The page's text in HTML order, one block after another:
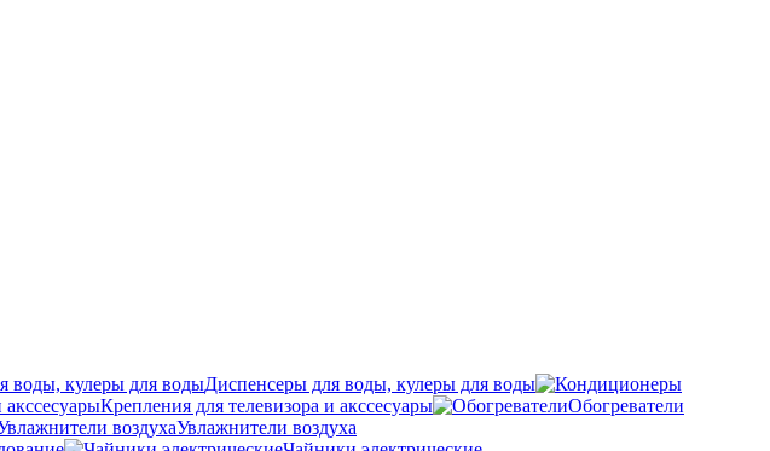
Диспенсеры для воды, кулеры для воды
Крепления для телевизора и акссесуары
Обогреватели
Увлажнители воздуха